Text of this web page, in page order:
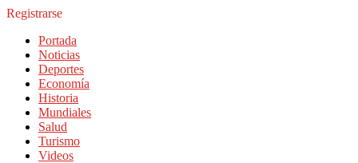
Registrarse
Portada
Noticias
Deportes
Economía
Historia
Mundiales
Salud
Turismo
Videos